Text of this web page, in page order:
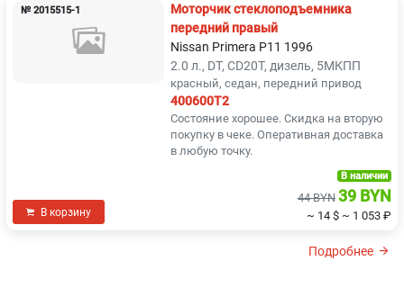
№ 2015515-1
Моторчик стеклоподъемника
передний правый
Nissan Primera P11 1996
2.0 л., DT, CD20T, дизель, 5МКПП
красный, седан, передний привод
400600T2
Состояние хорошее. Скидка на вторую
покупку в чеке. Оперативная доставка
в любую точку.
В корзину
В наличии
44 BYN 39 BYN
~ 14 $ ~ 1 053 ₽
Подробнее